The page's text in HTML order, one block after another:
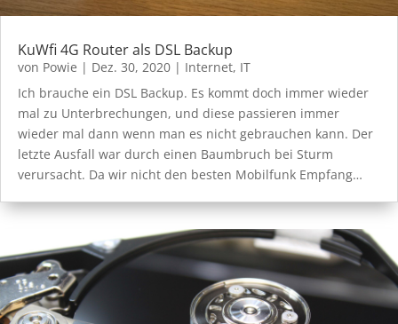
KuWfi 4G Router als DSL Backup
von Powie | Dez. 30, 2020 | Internet, IT
Ich brauche ein DSL Backup. Es kommt doch immer wieder
mal zu Unterbrechungen, und diese passieren immer
wieder mal dann wenn man es nicht gebrauchen kann. Der
letzte Ausfall war durch einen Baumbruch bei Sturm
verursacht. Da wir nicht den besten Mobilfunk Empfang…